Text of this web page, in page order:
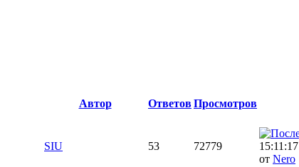
Автор ОтветовПросмотров
SIU 53 72779
15:11:17
от Nero